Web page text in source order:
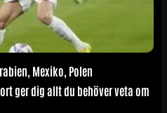
Mexiko, Polen
ger dig allt du behöver veta om